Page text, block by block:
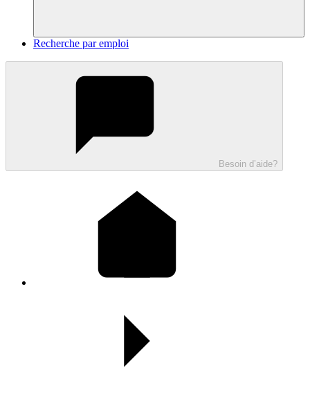
Recherche par emploi
Besoin d’aide?